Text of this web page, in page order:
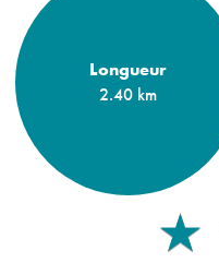
Longueur
2.40 km
★
★